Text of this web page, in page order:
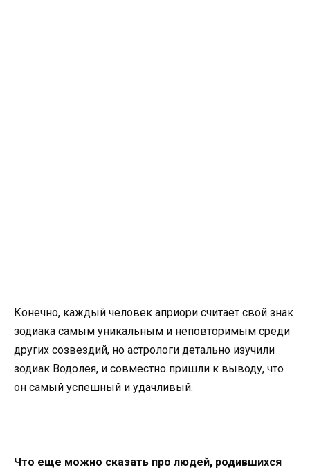
Конечно, каждый человек априори считает свой знак
зодиака самым уникальным и неповторимым среди
других созвездий, но астрологи детально изучили
зодиак Водолея, и совместно пришли к выводу, что
он самый успешный и удачливый.
Что еще можно сказать про людей, родившихся